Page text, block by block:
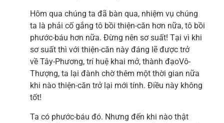
Hôm qua chúng ta đã bàn qua, nhiệm vụ chúng
ta là phải cố gắng tô bồi thiện-căn hơn nữa, tô bồi
phước-báu hơn nữa. Đừng nên sơ suất! Tại vì khi
sơ suất thì với thiện-căn này đáng lẽ được trở
về Tây-Phương, trí huệ khai mở, thành đạoVô-
Thượng, ta lại đành chờ thêm một thời gian nữa
khi nào thiện-căn trở lại mới tính. Điều này không
tốt!
Ta có phước-báu đó. Nhưng đến khi nào thật